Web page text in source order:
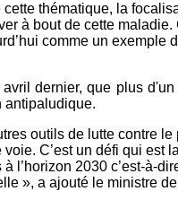
thématique, la
à bout de cette
comme un
avril dernier, que plus
antipaludique.
outils de lutte contre
C’est un défi qui est
l’horizon 2030 c’est-à-
», a ajouté le ministre